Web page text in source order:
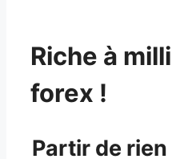
Riche à
forex !
Partir de